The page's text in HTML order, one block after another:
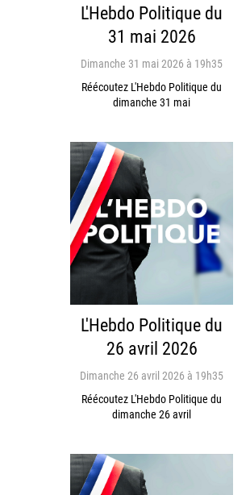
L'Hebdo Politique du
31 mai 2026
Dimanche 31 mai 2026 à 19h35
Réécoutez L'Hebdo Politique du
dimanche 31 mai
L'Hebdo Politique du
26 avril 2026
Dimanche 26 avril 2026 à 19h35
Réécoutez L'Hebdo Politique du
dimanche 26 avril